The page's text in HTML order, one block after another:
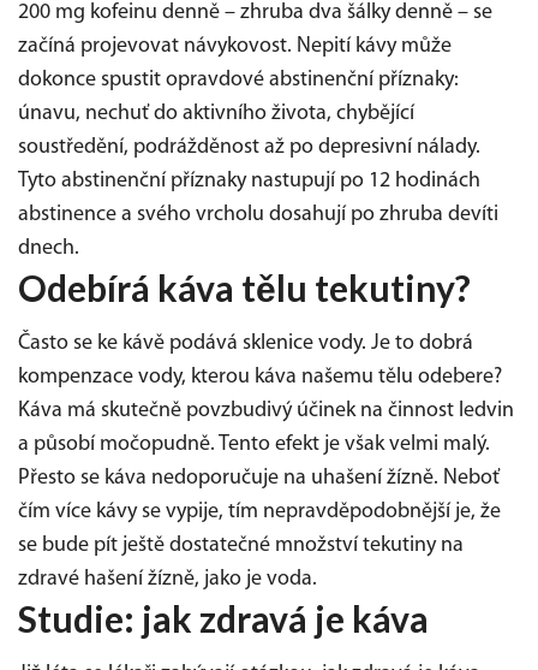
200 mg kofeinu denně – zhruba dva šálky denně – se
začíná projevovat návykovost. Nepití kávy může
dokonce spustit opravdové abstinenční příznaky:
únavu, nechuť do aktivního života, chybějící
soustředění, podrážděnost až po depresivní nálady.
Tyto abstinenční příznaky nastupují po 12 hodinách
abstinence a svého vrcholu dosahují po zhruba devíti
dnech.
Odebírá káva tělu tekutiny?
Často se ke kávě podává sklenice vody. Je to dobrá
kompenzace vody, kterou káva našemu tělu odebere?
Káva má skutečně povzbudivý účinek na činnost ledvin
a působí močopudně. Tento efekt je však velmi malý.
Přesto se káva nedoporučuje na uhašení žízně. Neboť
čím více kávy se vypije, tím nepravděpodobnější je, že
se bude pít ještě dostatečné množství tekutiny na
zdravé hašení žízně, jako je voda.
Studie: jak zdravá je káva